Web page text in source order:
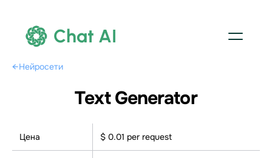
Chat AI
←Нейросети
Text Generator
Цена $ 0.01 per request